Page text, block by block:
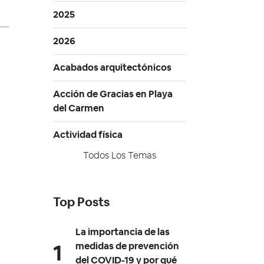
2025
2026
Acabados arquitectónicos
Acción de Gracias en Playa
del Carmen
Actividad física
Todos Los Temas
Top Posts
La importancia de las
medidas de prevención
del COVID-19 y por qué